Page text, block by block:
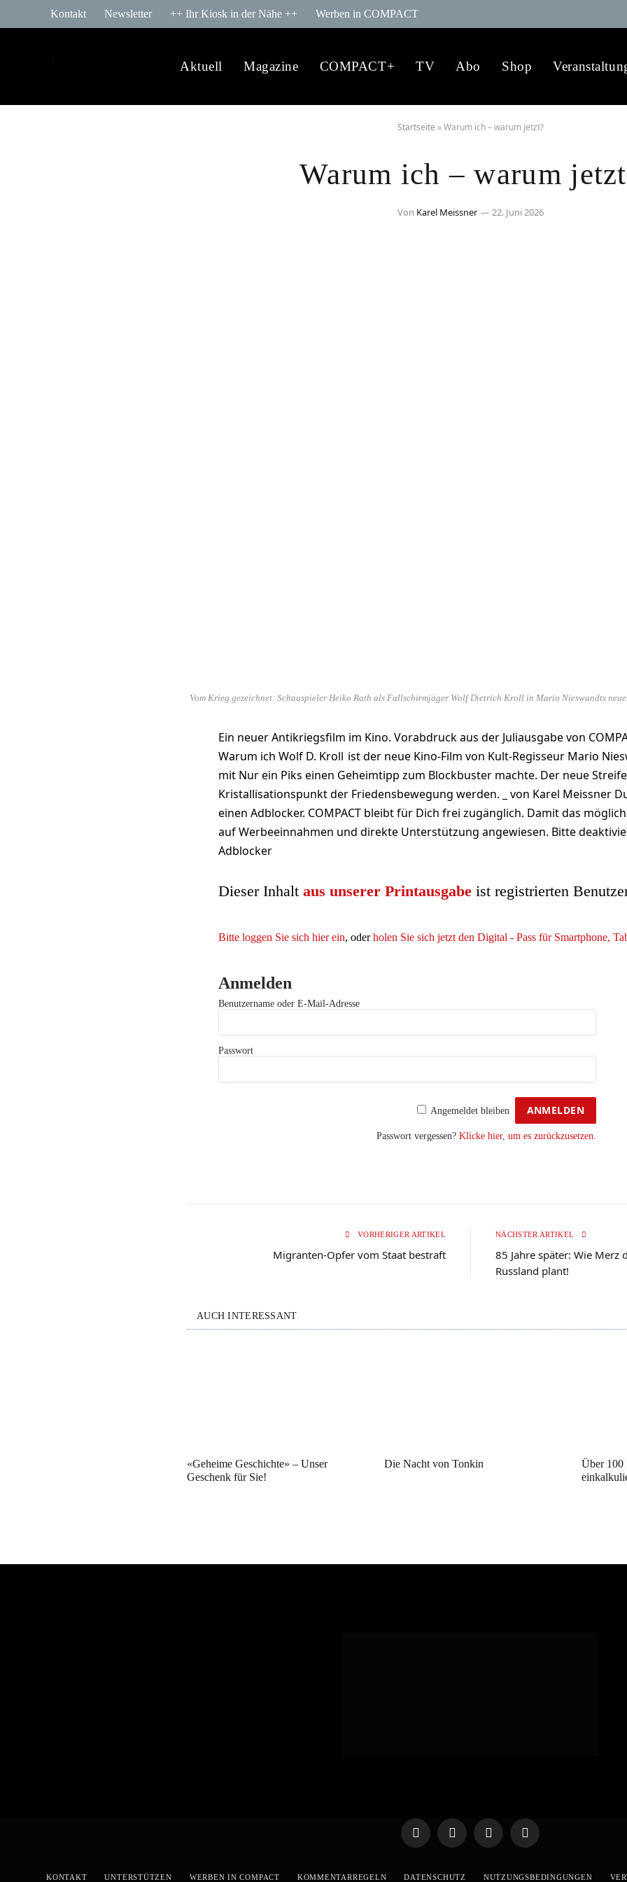
Kontakt Newsletter ++ Ihr Kiosk in der Nähe ++ Werben in COMPACT
Aktuell Magazine COMPACT+ TV Abo Shop
Startseite »Warum ich – warum jetzt?
Warum ich – warum
Von Karel Meissner 22. Juni 2026
Vom Krieg gezeichnet: Schauspieler Heiko Rath als Fallschirmjäger Wolf Dietrich Kroll in Mario Nieswandts
Ein neuer Antikriegsfilm im Kino. Vorabdruck aus der Juliausgabe von
Warum ich Wolf D. Kroll ist der neue Kino-Film von Kult-Regisseur Mario
mit Nur ein Piks einen Geheimtipp zum Blockbuster machte. Der neue
Kristallisationspunkt der Friedensbewegung werden. _ von Karel Meissner
einen Adblocker. COMPACT bleibt für Dich frei zugänglich. Damit das
auf Werbeeinnahmen und direkte Unterstützung angewiesen. Bitte
Adblocker
Dieser Inhalt aus unserer Printausgabe ist registrierten
Bitte loggen Sie sich hier ein, oderholen Sie sich jetzt den Digital - Pass für Smartphone,
Anmelden
Benutzername oder E-Mail-Adresse
Passwort
Angemeldet bleiben
Passwort vergessen? Klicke hier, um es zurückzusetzen.
VORHERIGER ARTIKEL
Migranten-Opfer vom Staat bestraft
NÄCHSTER ARTIKEL
85 Jahre später: Wie Merz
Russland plant!
AUCH INTERESSANT
«Geheime Geschichte» – Unser
Geschenk für Sie!
Die Nacht von Tonkin
Über
TelegramWhatsApp
X
YouTube
KONTAKT UNTERSTÜTZEN WERBEN IN COMPACT KOMMENTARREGELN DATENSCHUTZ NUTZUNGSBEDINGUNGEN